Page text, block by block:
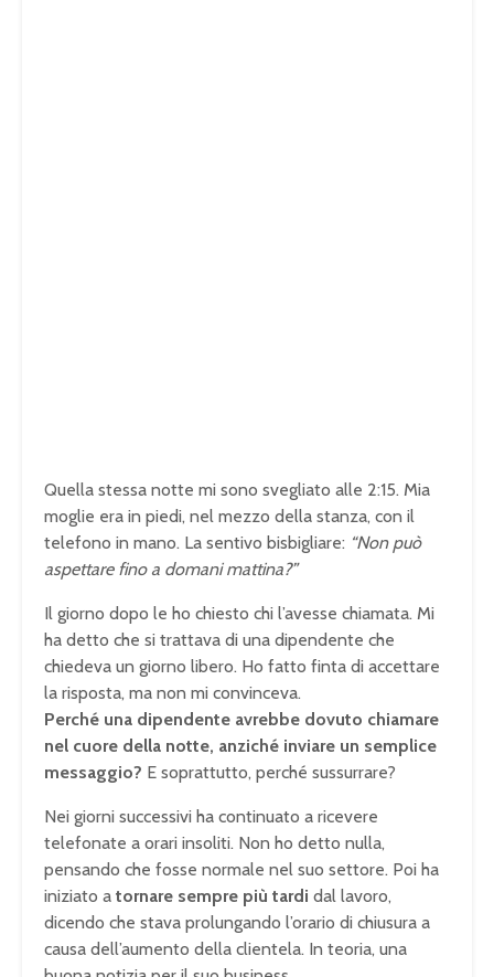
Quella stessa notte mi sono svegliato alle 2:15. Mia
moglie era in piedi, nel mezzo della stanza, con il
telefono in mano. La sentivo bisbigliare: “Non può
aspettare fino a domani mattina?”
Il giorno dopo le ho chiesto chi l’avesse chiamata. Mi
ha detto che si trattava di una dipendente che
chiedeva un giorno libero. Ho fatto finta di accettare
la risposta, ma non mi convinceva.
Perché una dipendente avrebbe dovuto chiamare
nel cuore della notte, anziché inviare un semplice
messaggio? E soprattutto, perché sussurrare?
Nei giorni successivi ha continuato a ricevere
telefonate a orari insoliti. Non ho detto nulla,
pensando che fosse normale nel suo settore. Poi ha
iniziato a tornare sempre più tardi dal lavoro,
dicendo che stava prolungando l’orario di chiusura a
causa dell’aumento della clientela. In teoria, una